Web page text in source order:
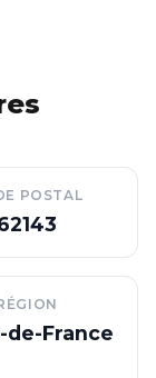
POSTAL
de-France